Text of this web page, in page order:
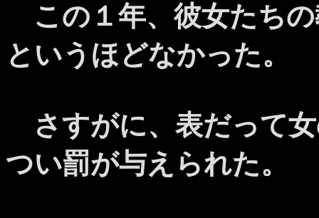
この１年、彼女たち
というほどなかった。
さすがに、表だって
つい罰が与えられた。